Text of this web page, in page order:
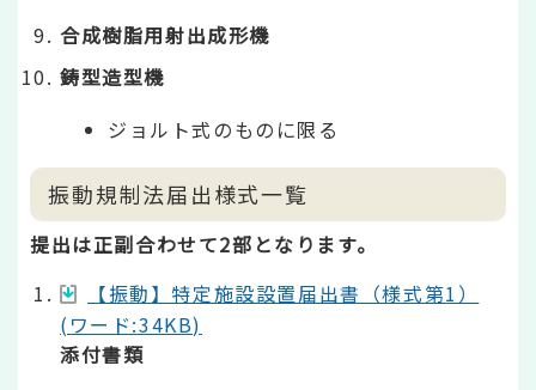
合成樹脂用射出成形機
鋳型造型機
ジョルト式のものに限る
振動規制法届出様式一覧
提出は正副合わせて2部となります。
【振動】特定施設設置届出書（様式第1）
(ワード:34KB)
添付書類